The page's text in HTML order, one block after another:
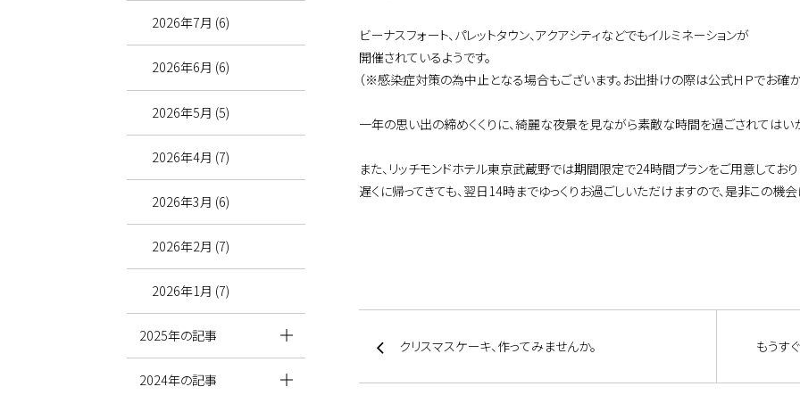
ビーナスフォート、パレットタウン、アクアシティなどでもイルミネーションが
開催されているようです。
（※感染症対策の為中止となる場合もございます。お出掛けの際は公式ＨＰでお確か
一年の思い出の締めくくりに、綺麗な夜景を見ながら素敵な時間を過ごされてはい
また、リッチモンドホテル東京武蔵野では期間限定で24時間プランをご用意しており
遅くに帰ってきても、翌日14時までゆっくりお過ごしいただけますので、是非この機
クリスマスケーキ、作ってみませんか。 もうす
2026年7月 (6)
2026年6月 (6)
2026年5月 (5)
2026年4月 (7)
2026年3月 (6)
2026年2月 (7)
2026年1月 (7)
2025年の記事
2024年の記事